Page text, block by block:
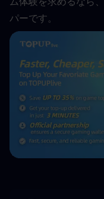
パーです。